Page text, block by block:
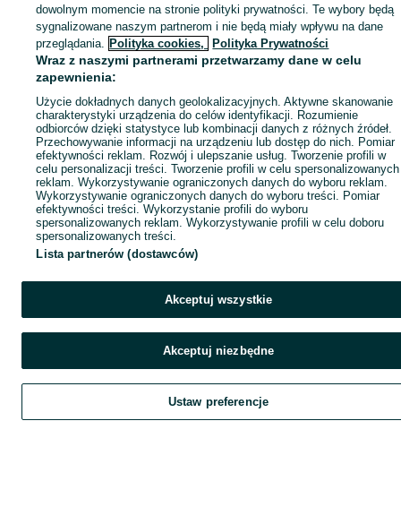
Popularne wyszukiwania
Szukaj Obserwujesz Dodaj Czat
dowolnym momencie na stronie polityki prywatności. Te wybory będą
sygnalizowane naszym partnerom i nie będą miały wpływu na dane
przeglądania. Polityka cookies, Polityka Prywatności
Wraz z naszymi partnerami przetwarzamy dane w celu
zapewnienia:
Użycie dokładnych danych geolokalizacyjnych. Aktywne skanowanie
charakterystyki urządzenia do celów identyfikacji. Rozumienie
odbiorców dzięki statystyce lub kombinacji danych z różnych źródeł.
Przechowywanie informacji na urządzeniu lub dostęp do nich. Pomiar
efektywności reklam. Rozwój i ulepszanie usług. Tworzenie profili w
celu personalizacji treści. Tworzenie profili w celu spersonalizowanych
reklam. Wykorzystywanie ograniczonych danych do wyboru reklam.
Wykorzystywanie ograniczonych danych do wyboru treści. Pomiar
efektywności treści. Wykorzystanie profili do wyboru
spersonalizowanych reklam. Wykorzystywanie profili w celu doboru
spersonalizowanych treści.
Lista partnerów (dostawców)
Akceptuj wszystkie
Akceptuj niezbędne
Ustaw preferencje